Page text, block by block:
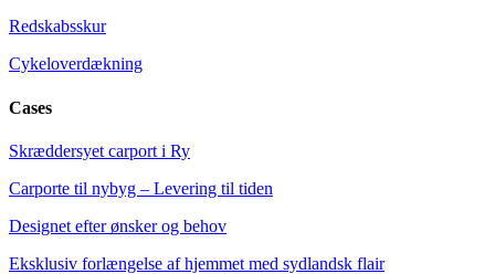
Redskabsskur
Cykeloverdækning
Cases
Skræddersyet carport i Ry
Carporte til nybyg – Levering til tiden
Designet efter ønsker og behov
Eksklusiv forlængelse af hjemmet med sydlandsk flair